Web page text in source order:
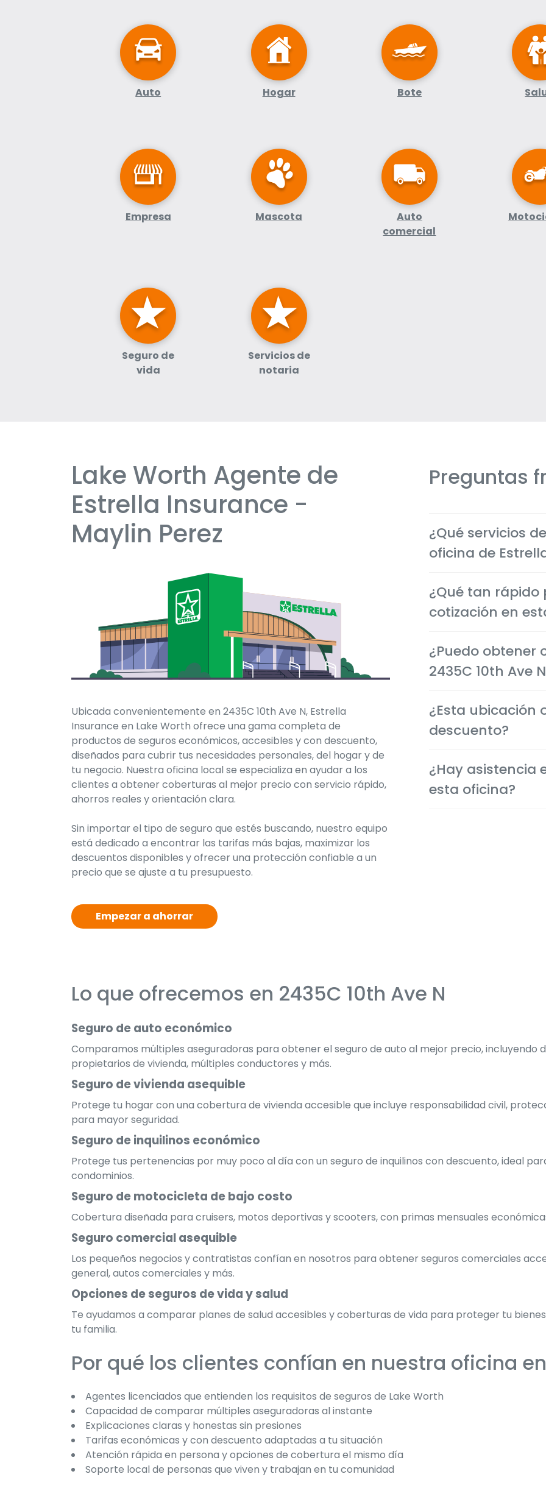
Auto Hogar Bote
Empresa Mascota
Auto
comercial
Seguro de
vida
Servicios de
notaria
Skip
link
Lake Worth Agente de
Estrella Insurance -
Maylin Perez
Ubicada convenientemente en 2435C 10th Ave N, Estrella
Insurance en Lake Worth ofrece una gama completa de
productos de seguros económicos, accesibles y con descuento,
diseñados para cubrir tus necesidades personales, del hogar y de
tu negocio. Nuestra oficina local se especializa en ayudar a los
clientes a obtener coberturas al mejor precio con servicio rápido,
ahorros reales y orientación clara.
Sin importar el tipo de seguro que estés buscando, nuestro equipo
está dedicado a encontrar las tarifas más bajas, maximizar los
descuentos disponibles y ofrecer una protección confiable a un
precio que se ajuste a tu presupuesto.
Empezar a ahorrar
Preguntas
¿Qué servicios
oficina de
motocicleta,
necesidades de los
¿Qué tan
cotización en
minutos, tanto en
que puedas tomar
¿Puedo obtener
2435C 10th Ave
comenzar
brindándote protección
¿Esta ubicación
descuento?
disponibles para
tu situación.
¿Hay asistencia
esta oficina?
Lo que ofrecemos en 2435C 10th Ave N
Seguro de auto económico
Comparamos múltiples aseguradoras para obtener el seguro de auto al mejor precio, incluyendo
propietarios de vivienda, múltiples conductores y más.
Seguro de vivienda asequible
Protege tu hogar con una cobertura de vivienda accesible que incluye responsabilidad civil,
para mayor seguridad.
Seguro de inquilinos económico
Protege tus pertenencias por muy poco al día con un seguro de inquilinos con descuento, ideal
condominios.
Seguro de motocicleta de bajo costo
Cobertura diseñada para cruisers, motos deportivas y scooters, con primas mensuales
Seguro comercial asequible
Los pequeños negocios y contratistas confían en nosotros para obtener seguros comerciales
general, autos comerciales y más.
Opciones de seguros de vida y salud
Te ayudamos a comparar planes de salud accesibles y coberturas de vida para proteger tu
tu familia.
Por qué los clientes confían en nuestra oficina
Agentes licenciados que entienden los requisitos de seguros de Lake Worth
Capacidad de comparar múltiples aseguradoras al instante
Explicaciones claras y honestas sin presiones
Tarifas económicas y con descuento adaptadas a tu situación
Atención rápida en persona y opciones de cobertura el mismo día
Soporte local de personas que viven y trabajan en tu comunidad